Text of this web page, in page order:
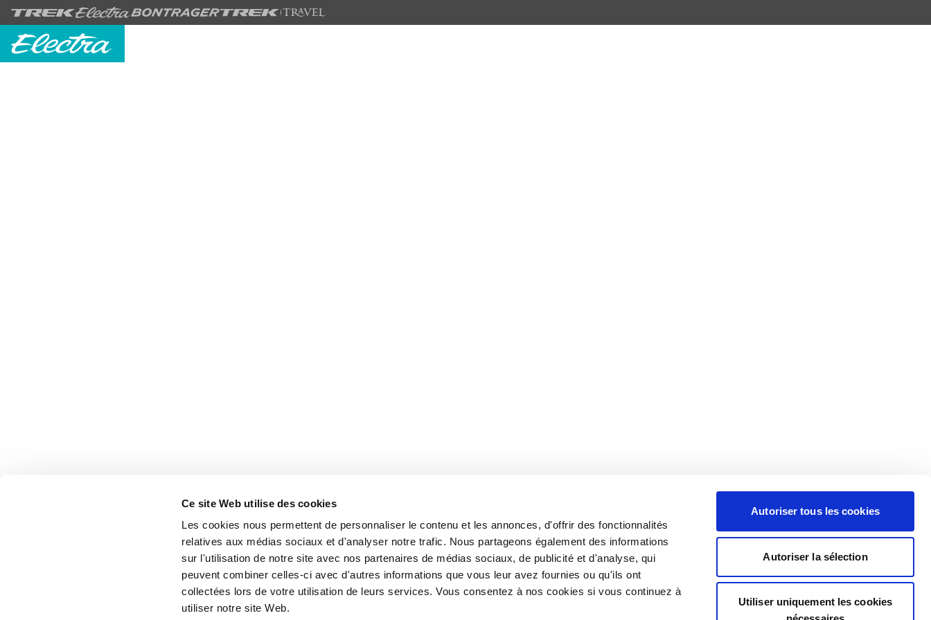
Ce site Web utilise des cookies
Les cookies nous permettent de personnaliser le contenu et les annonces, d'offrir des fonctionnalités
relatives aux médias sociaux et d'analyser notre trafic. Nous partageons également des informations
sur l'utilisation de notre site avec nos partenaires de médias sociaux, de publicité et d'analyse, qui
peuvent combiner celles-ci avec d'autres informations que vous leur avez fournies ou qu'ils ont
collectées lors de votre utilisation de leurs services. Vous consentez à nos cookies si vous continuez à
utiliser notre site Web.
Autoriser tous les cookies
Autoriser la sélection
Utiliser uniquement les cookies